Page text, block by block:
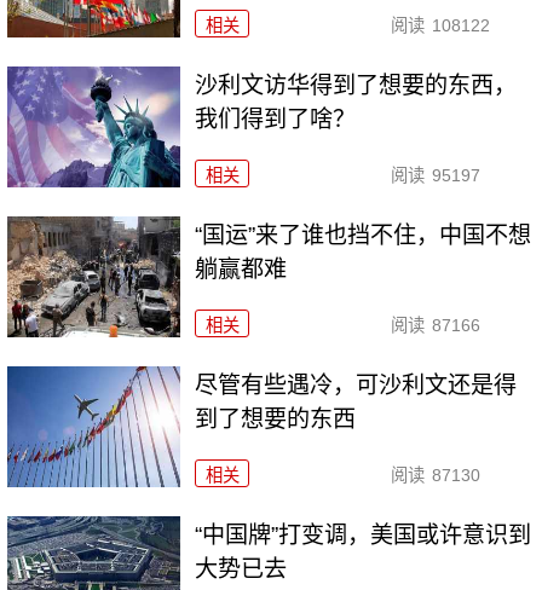
相关 阅读 108122
沙利文访华得到了想要的东西，
我们得到了啥？
相关 阅读 95197
“国运”来了谁也挡不住，中国不想
躺赢都难
相关 阅读 87166
尽管有些遇冷，可沙利文还是得
到了想要的东西
相关 阅读 87130
“中国牌”打变调，美国或许意识到
大势已去